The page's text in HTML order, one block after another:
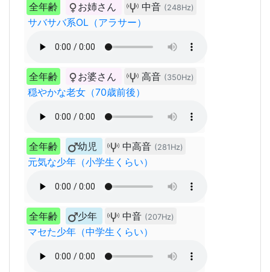
全年齢 お姉さん 中音 (248Hz)
サバサバ系OL（アラサー）
全年齢 お婆さん 高音 (350Hz)
穏やかな老女（70歳前後）
全年齢 幼児 中高音 (281Hz)
元気な少年（小学生くらい）
全年齢 少年 中音 (207Hz)
マセた少年（中学生くらい）